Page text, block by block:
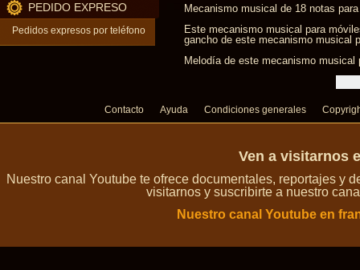
PEDIDO EXPRESO
Pedidos expresos por teléfono
Mecanismo musical de 18 notas
Este mecanismo musical para
gancho de este mecanismo musical
Melodía de este mecanismo
Contacto Ayuda Condiciones generales
Ven a visitarnos
Nuestro canal Youtube te ofrece documentales, reportajes y
visitarnos y suscribirte a nuestro
Nuestro canal Youtube en